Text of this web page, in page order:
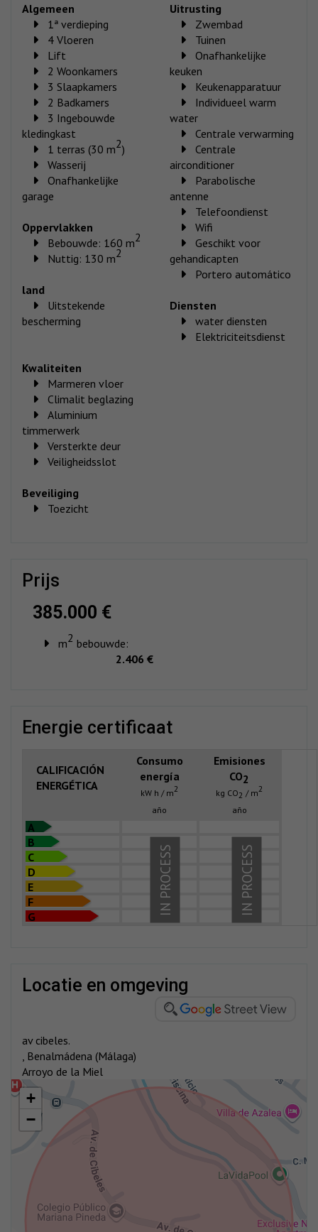
Algemeen
1ª verdieping
4 Vloeren
Lift
2 Woonkamers
3 Slaapkamers
2 Badkamers
3 Ingebouwde
kledingkast
1 terras (30 m2)
Wasserij
Onafhankelijke
garage
Oppervlakken
Bebouwde: 160 m2
Nuttig: 130 m2
land
Uitstekende
bescherming
Uitrusting
Zwembad
Tuinen
Onafhankelijke
keuken
Keukenapparatuur
Individueel warm
water
Centrale verwarming
Centrale
airconditioner
Parabolische
antenne
Telefoondienst
Wifi
Geschikt voor
gehandicapten
Portero automático
Diensten
water diensten
Elektriciteitsdienst
Kwaliteiten
Marmeren vloer
Climalit beglazing
Aluminium
timmerwerk
Versterkte deur
Veiligheidsslot
Beveiliging
Toezicht
prijs
385.000 €
m2 bebouwde:
2.406 €
energie certificaat
CALIFICACIÓN
ENERGÉTICA
Consumo
energía
kW h / m2
año
Emisiones
CO2
kg CO2 / m2
año
A
B
C
D
E
F
G
IN PROCESS
IN PROCESS
locatie en omgeving
av cibeles.
, Benalmádena (Málaga)
Arroyo de la Miel
+
−